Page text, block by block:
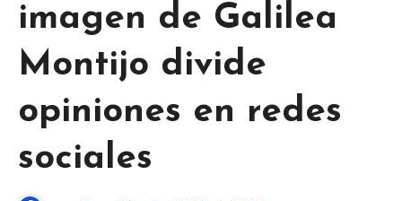
imagen de Galilea
Montijo divide
opiniones en redes
sociales